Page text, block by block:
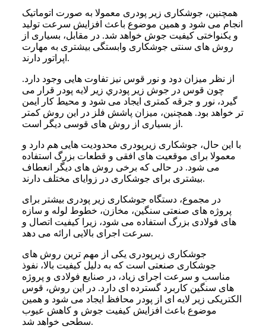
همچنین، جوشکاری زیر پودری معمولا به صورت اتوماتیک
انجام می شود و همین موضوع باعث افزایش سرعت تولید
و یکنواختی کیفیت جوش خواهد شد. در مقابل، بسیاری از
روش های سنتی جوشکاری وابستگی بیشتری به مهارت
اپراتور دارند.
از نظر میزان دود و نور قوس نیز تفاوت هایی وجود دارد.
چون قوس در جوش زير پودري زیر لایه پودر قرار می
گیرد، نور و جرقه کمتری ایجاد می شود و محیط کار ایمن
تر خواهد بود. همچنین، میزان پاشش فلز در این روش کمتر
از بسیاری از روش های قوسی دیگر است.
با این حال، جوشکاری زیرپودری محدودیت هایی هم دارد و
معمولا برای موقعیت های افقی و قطعات بزرگ استفاده
می شود. در حالی که برخی روش های دیگر انعطاف
بیشتری برای جوشکاری در زوایای مختلف دارند.
در مجموع، دستگاه جوشکاری زیر پودری بیشتر برای
پروژه های صنعتی سنگین، مخازن، خطوط لوله و سازه
های فولادی بزرگ استفاده می شود، زیرا کیفیت اتصال و
سرعت اجرای بالایی ارائه می دهد.
جوشکاری زیرپودری یکی از مهم ترین روش های
جوشکاری صنعتی است که به دلیل کیفیت بالا، نفوذ
مناسب و سرعت اجرای زیاد، در صنایع فولادی و پروژه
های سنگین کاربرد گسترده ای دارد. در این روش، قوس
الکتریکی زیر لایه ای از پودر محافظ ایجاد می شود و همین
موضوع باعث افزایش کیفیت جوش و کاهش عیوب
سطحی خواهد شد.